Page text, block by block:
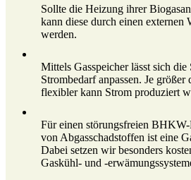
Sollte die Heizung ihrer
kann diese durch einen externen
werden.
Mittels Gasspeicher lässt sich
Strombedarf anpassen. Je größer
flexibler kann Strom produziert
Für einen störungsfreien
von Abgasschadstoffen ist eine
Dabei setzen wir besonders
Gaskühl- und -